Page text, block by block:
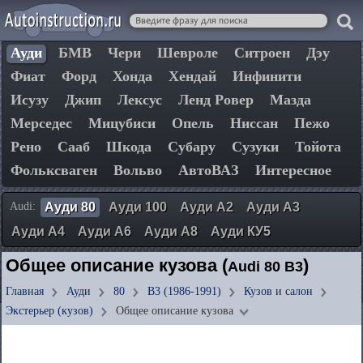
Ауди БМВ Чери Шевроле Ситроен
Дэу
Фиат
Форд Хонда Хендай
Инфинити
Исузу
Джип Лексус Ленд Ровер
Мазда
Мерседес
Мицубиси Опель Ниссан
Пежо
Рено
Сааб Шкода Субару Сузуки
Тойота
Фольксваген
Вольво АвтоВАЗ Интересное
Audi: Ауди 80 Ауди 100 Ауди А2
Ауди А3
Ауди А4
Ауди А6 Ауди А8 Ауди КУ5
Общее описание кузова (Audi 80 B3)
Главная Ауди 80 B3 (1986-1991)
Кузов и салон
Экстерьер (кузов)
Общее описание кузова